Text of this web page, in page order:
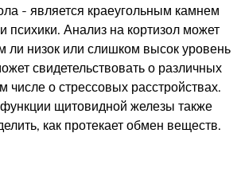
- является краеугольным камнем
психики. Анализ на кортизол может
ли низок или слишком высок уровень
свидетельствовать о различных
числе о стрессовых расстройствах.
щитовидной железы также
как протекает обмен веществ.